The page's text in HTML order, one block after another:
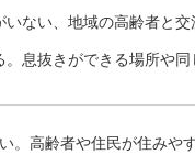
いない、地域の高齢者と
。息抜きができる場所や
。高齢者や住民が住み